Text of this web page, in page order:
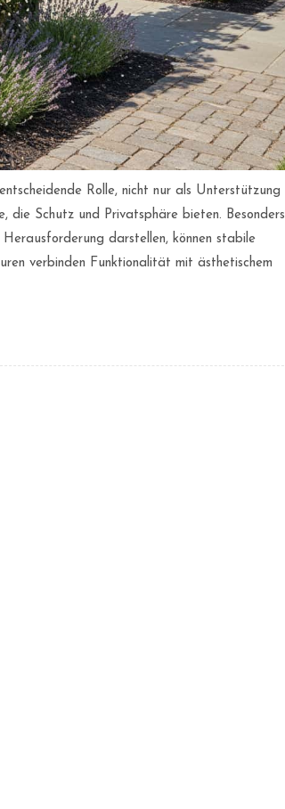
Rolle, nicht nur als Unterstützung
die Schutz und Privatsphäre bieten. Besonders
darstellen, können stabile
verbinden Funktionalität mit ästhetischem